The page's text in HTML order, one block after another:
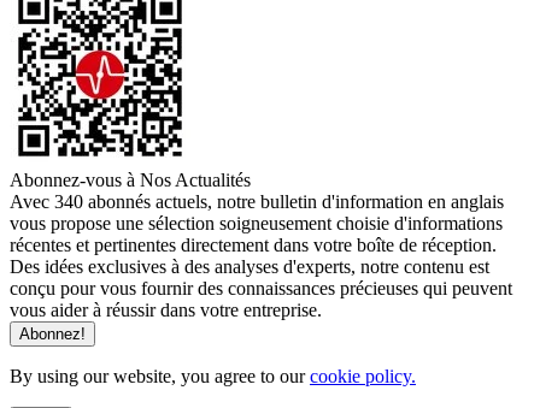
Abonnez-vous à Nos Actualités
Avec 340 abonnés actuels, notre bulletin d'information en anglais
vous propose une sélection soigneusement choisie d'informations
récentes et pertinentes directement dans votre boîte de réception.
Des idées exclusives à des analyses d'experts, notre contenu est
conçu pour vous fournir des connaissances précieuses qui peuvent
vous aider à réussir dans votre entreprise.
By using our website, you agree to ourcookie policy.